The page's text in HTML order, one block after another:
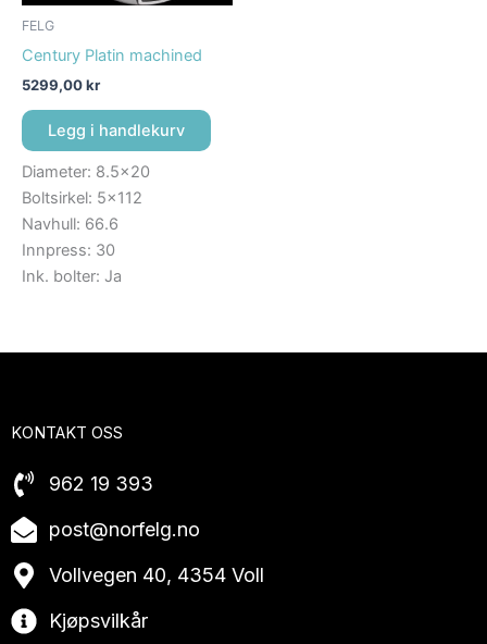
FELG
Century Platin machined
5299,00kr
Legg i handlekurv
Diameter: 8.5×20
Boltsirkel: 5×112
Navhull: 66.6
Innpress: 30
Ink. bolter: Ja
KONTAKT OSS
962 19 393
post@norfelg.no
Vollvegen 40, 4354 Voll
Kjøpsvilkår